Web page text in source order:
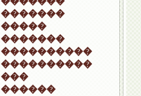
�������
�����
�������
����������
����������
���
������